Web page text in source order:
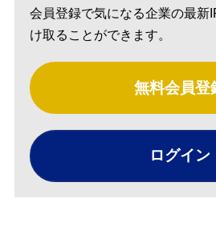
会員登録で気になる企業の最新
け取ることができます。
無料会員登
ログイン